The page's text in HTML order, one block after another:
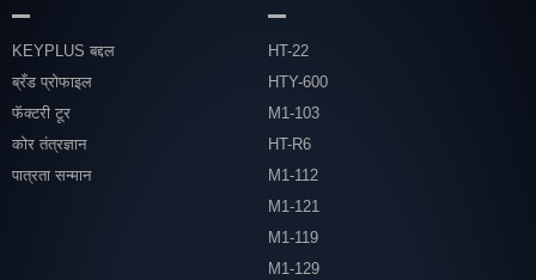
KEYPLUS बद्दल
ब्रँड प्रोफाइल
फॅक्टरी टूर
कोर तंत्रज्ञान
पात्रता सन्मान
HT-22
HTY-600
M1-103
HT-R6
M1-112
M1-121
M1-119
M1-129